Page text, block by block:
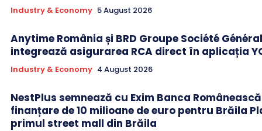
Industry & Economy 5 August 2026
Anytime România și BRD Groupe Société
integrează asigurarea RCA direct în aplicația
Industry & Economy 4 August 2026
NestPlus semnează cu Exim Banca
finanțare de 10 milioane de euro pentru Brăila
primul street mall din Brăila